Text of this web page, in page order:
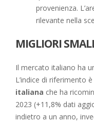
provenienza.
rilevante nella
MIGLIORI
Il mercato italiano ha
L’indice di riferimento è
italiana che ha
2023 (+11,8% dati
indietro a un anno,